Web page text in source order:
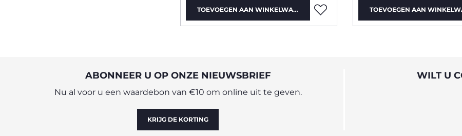
TOEVOEGEN AAN WINKELWAGEN TOEVOEGEN AAN
ABONNEER U OP ONZE NIEUWSBRIEF
Nu al voor u een waardebon van €10 om online uit te geven.
KRIJG DE KORTING
WILT U